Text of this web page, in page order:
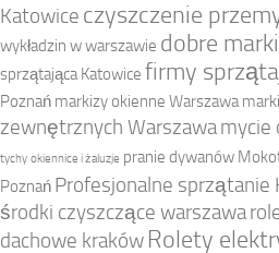
Katowice czyszczenie
wykładzin w warszawie dobre
sprzątająca Katowice firmy
Poznań markizy okienne Warszawa
zewnętrznych Warszawamycie
tychy okiennice i żaluzje pranie dywanów
Poznań Profesjonalne sprzątanie
środki czyszczące warszawa
dachowe kraków Rolety